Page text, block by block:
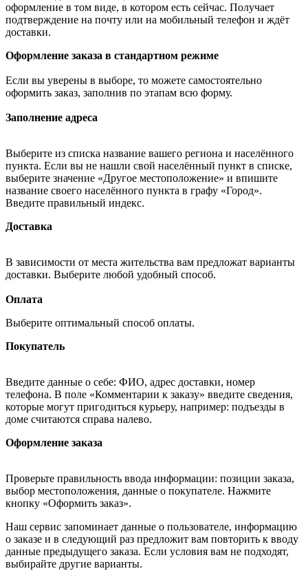
оформление в том виде, в котором есть сейчас. Получает
подтверждение на почту или на мобильный телефон и ждёт
доставки.
Оформление заказа в стандартном режиме
Если вы уверены в выборе, то можете самостоятельно
оформить заказ, заполнив по этапам всю форму.
Заполнение адреса
Выберите из списка название вашего региона и населённого
пункта. Если вы не нашли свой населённый пункт в списке,
выберите значение «Другое местоположение» и впишите
название своего населённого пункта в графу «Город».
Введите правильный индекс.
Доставка
В зависимости от места жительства вам предложат варианты
доставки. Выберите любой удобный способ.
Оплата
Выберите оптимальный способ оплаты.
Покупатель
Введите данные о себе: ФИО, адрес доставки, номер
телефона. В поле «Комментарии к заказу» введите сведения,
которые могут пригодиться курьеру, например: подъезды в
доме считаются справа налево.
Оформление заказа
Проверьте правильность ввода информации: позиции заказа,
выбор местоположения, данные о покупателе. Нажмите
кнопку «Оформить заказ».
Наш сервис запоминает данные о пользователе, информацию
о заказе и в следующий раз предложит вам повторить к вводу
данные предыдущего заказа. Если условия вам не подходят,
выбирайте другие варианты.